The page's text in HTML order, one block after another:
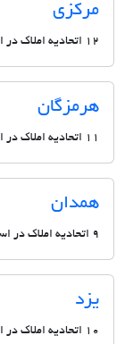
مرکزی
12 اتحادیه املاک در استان مرکزی
هرمزگان
11 اتحادیه املاک در استان هرمزگان
همدان
9 اتحادیه املاک در استان همدان
یزد
10 اتحادیه املاک در استان یزد